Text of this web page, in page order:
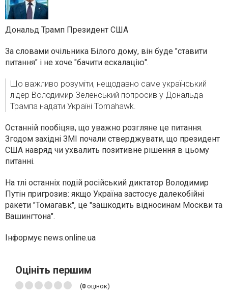
Дональд Трамп Президент США
За словами очільника Білого дому, він буде "ставити
питання" і не хоче "бачити ескалацію".
Що важливо розуміти, нещодавно саме український
лідер Володимир Зеленський попросив у Дональда
Трампа надати Україні Tomahawk.
Останній пообіцяв, що уважно розгляне це питання.
Згодом західні ЗМІ почали стверджувати, що президент
США навряд чи ухвалить позитивне рішення в цьому
питанні.
На тлі останніх подій російський диктатор Володимир
Путін пригрозив: якщо Україна застосує далекобійні
ракети "Томагавк", це "зашкодить відносинам Москви та
Вашингтона".
Інформує news.online.ua
Оцініть першим
(0 оцінок)